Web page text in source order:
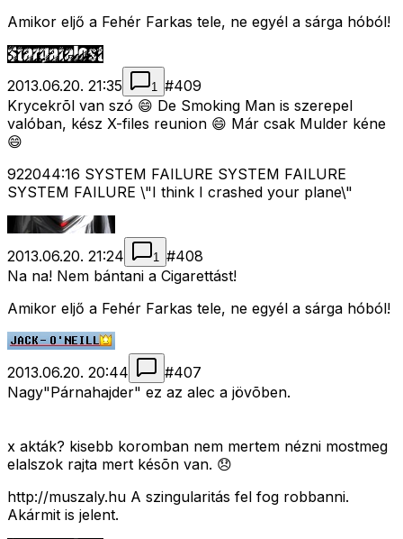
Amikor eljő a Fehér Farkas tele, ne egyél a sárga hóból!
2013.06.20. 21:35 1 #409
Krycekrõl van szó 😄 De Smoking Man is szerepel
valóban, kész X-files reunion 😄 Már csak Mulder kéne
😄
922044:16 SYSTEM FAILURE SYSTEM FAILURE
SYSTEM FAILURE \"I think I crashed your plane\"
2013.06.20. 21:24 1 #408
Na na! Nem bántani a Cigarettást!
Amikor eljő a Fehér Farkas tele, ne egyél a sárga hóból!
2013.06.20. 20:44 #407
Nagy"Párnahajder" ez az alec a jövõben.
x akták? kisebb koromban nem mertem nézni mostmeg
elalszok rajta mert késõn van. 😞
http://muszaly.hu A szingularitás fel fog robbanni.
Akármit is jelent.